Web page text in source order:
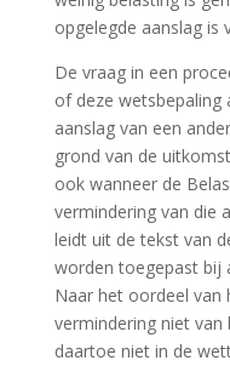
opgelegde aanslag is
De vraag in een
of deze wetsbepaling
aanslag van een
grond van de
ook wanneer de
vermindering van die
leidt uit de tekst van
worden toegepast bij
Naar het oordeel van
vermindering niet van
daartoe niet in de